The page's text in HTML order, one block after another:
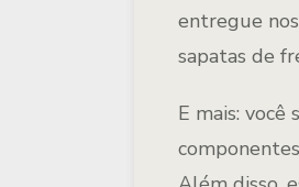
entregue
sapatas de
E mais: